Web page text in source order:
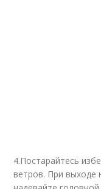
4.Постарайтесь
ветров. При выходе